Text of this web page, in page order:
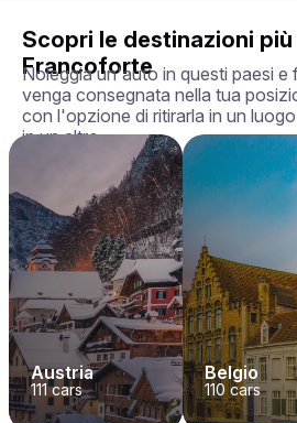
Scopri le destinazioni
Francoforte
Noleggia un'auto in questi paesi e
venga consegnata nella tua
con l'opzione di ritirarla in un
in un altro.
Austria
111cars
Belgio
110 cars